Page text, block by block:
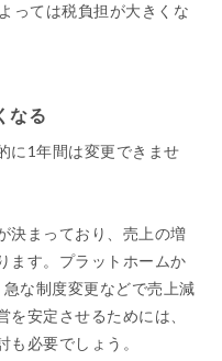
っては税負担が大きくな
なる
に1年間は変更できませ
決まっており、売上の増
ます。プラットホームか
な制度変更などで売上減
安定させるためには、
必要でしょう。